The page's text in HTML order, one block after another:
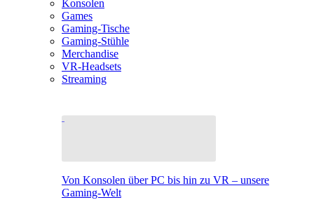
Konsolen
Games
Gaming-Tische
Gaming-Stühle
Merchandise
VR-Headsets
Streaming
Von Konsolen über PC bis hin zu VR – unsere
Gaming-Welt